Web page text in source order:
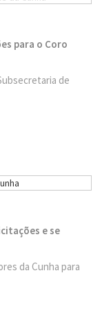
para o Coro
de
e se
da Cunha para